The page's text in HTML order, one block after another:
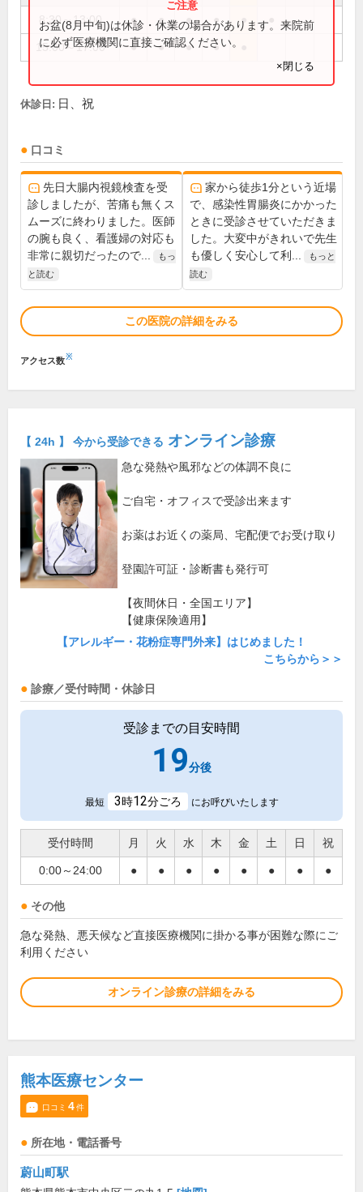
8:30～13:00 ● ● ● ● ●
15:00～17:00 ● ● ● ●
お盆(8月中旬)は休診・休業の場合があります。来院前
に必ず医療機関に直接ご確認ください。
×閉じる
休診日: 日、祝
口コミ
先日大腸内視鏡検査を受
診しましたが、苦痛も無くス
ムーズに終わりました。医師
の腕も良く、看護婦の対応も
非常に親切だったので...
もっ
と読む
家から徒歩1分という近場
で、感染性胃腸炎にかかった
ときに受診させていただきま
した。大変中がきれいで先生
も優しく安心して利...
もっと
読む
この医院の詳細をみる
アクセス数※
【 24h 】 今から受診できる オンライン診療
急な発熱や風邪などの体調不良に
ご自宅・オフィスで受診出来ます
お薬はお近くの薬局、宅配便でお受け取り
登園許可証・診断書も発行可
【夜間休日・全国エリア】
【健康保険適用】
【アレルギー・花粉症専門外来】はじめました！
こちらから＞＞
診療／受付時間・休診日
受診までの目安時間
19分後
最短 3時12分ごろ にお呼びいたします
受付時間 月 火 水 木 金 土 日 祝
0:00～24:00 ● ● ● ● ● ● ● ●
その他
急な発熱、悪天候など直接医療機関に掛かる事が困難な際にご
利用ください
オンライン診療の詳細をみる
熊本医療センター
口コミ 4件
所在地・電話番号
蔚山町駅